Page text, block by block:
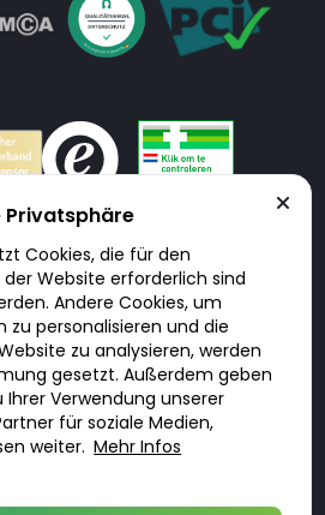
Doktorabc ist ausdrücklich
bietet keine Medikamente oder
liefert diese. Jegliche Informationen zu
Preisen auf der Internetseite beinhalten
Sie. Für die Einhaltung der in Ihrem Land
Rechtsvorschriften sind Sie als Nutzer
unseres Services auf Doktorabc durch
und in eigener Verantwortung. Sie erklären,
Initiative zu besuchen und zu nutzen.
Privatsphäre
Cookies, die für den
Website erforderlich sind
Andere Cookies, um
zu personalisieren und die
zu analysieren, werden
gesetzt. Außerdem geben
Verwendung unserer
für soziale Medien,
weiter. Mehr Infos